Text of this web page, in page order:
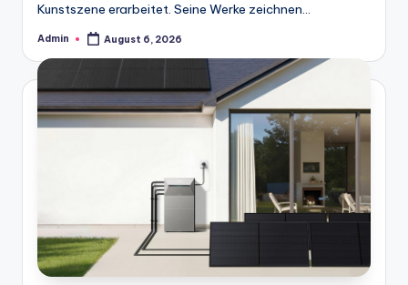
Kunstszene erarbeitet. Seine Werke zeichnen…
Posted
Admin August 6, 2026